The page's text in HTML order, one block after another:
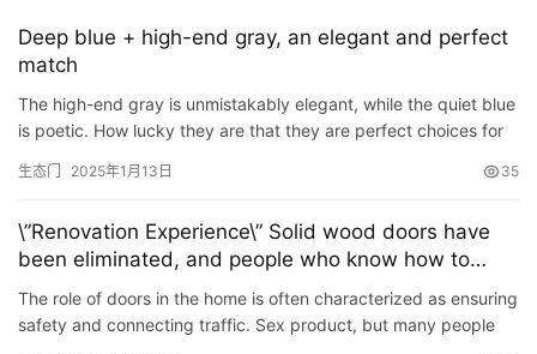
Deep blue + high-end gray, an elegant and perfect
match
The high-end gray is unmistakably elegant, while the quiet blue
is poetic. How lucky they are that they are perfect choices for
生态门 2025年1月13日 35
\”Renovation Experience\” Solid wood doors have
been eliminated, and people who know how to
install aluminum-wood ecological doors
The role of doors in the home is often characterized as ensuring
safety and connecting traffic. Sex product, but many people